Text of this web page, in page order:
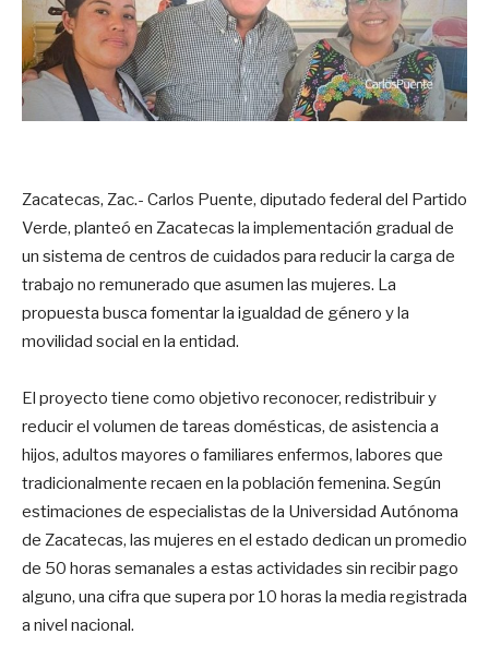
Zacatecas, Zac.- Carlos Puente, diputado federal del Partido
Verde, planteó en Zacatecas la implementación gradual de
un sistema de centros de cuidados para reducir la carga de
trabajo no remunerado que asumen las mujeres. La
propuesta busca fomentar la igualdad de género y la
movilidad social en la entidad.
El proyecto tiene como objetivo reconocer, redistribuir y
reducir el volumen de tareas domésticas, de asistencia a
hijos, adultos mayores o familiares enfermos, labores que
tradicionalmente recaen en la población femenina. Según
estimaciones de especialistas de la Universidad Autónoma
de Zacatecas, las mujeres en el estado dedican un promedio
de 50 horas semanales a estas actividades sin recibir pago
alguno, una cifra que supera por 10 horas la media registrada
a nivel nacional.